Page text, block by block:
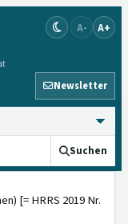
A- A+
Newsletter
Suchen
[= HRRS 2019 Nr.